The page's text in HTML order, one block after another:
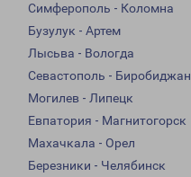
Симферополь - Коломна
Бузулук - Артем
Лысьва - Вологда
Севастополь - Биробиджан
Могилев - Липецк
Евпатория - Магнитогорск
Махачкала - Орел
Березники - Челябинск